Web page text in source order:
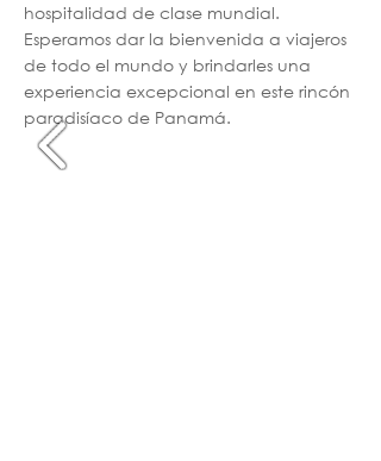
hospitalidad de clase mundial.
Esperamos dar la bienvenida a viajeros
de todo el mundo y brindarles una
experiencia excepcional en este rincón
paradisíaco de Panamá.